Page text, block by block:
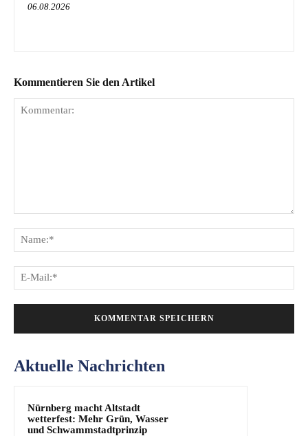
06.08.2026
Kommentieren Sie den Artikel
Aktuelle Nachrichten
Nürnberg macht Altstadt
wetterfest: Mehr Grün, Wasser
und Schwammstadtprinzip